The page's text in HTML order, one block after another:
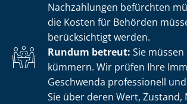
Nachzahlungen befürchten
die Kosten für Behörden
berücksichtigt werden.
Rundum betreut: Sie
kümmern. Wir prüfen Ihre
Geschwenda professionell
Sie über deren Wert, Zustand,